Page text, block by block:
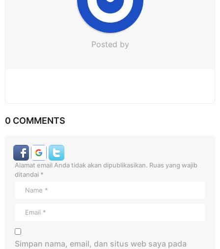
Posted by
0 COMMENTS
Alamat email Anda tidak akan dipublikasikan. Ruas yang wajib
ditandai *
Simpan nama, email, dan situs web saya pada